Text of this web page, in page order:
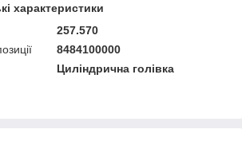
характеристики
257.570
8484100000
Циліндрична голівка